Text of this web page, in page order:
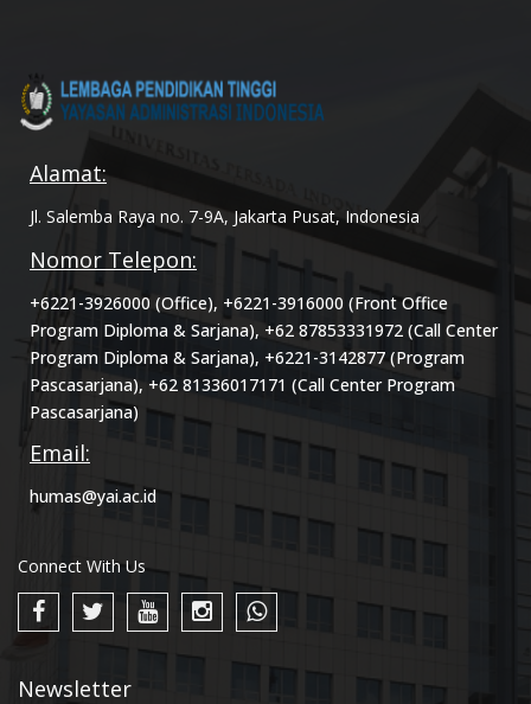
Alamat:
Jl. Salemba Raya no. 7-9A, Jakarta Pusat, Indonesia
Nomor Telepon:
+6221-3926000 (Office), +6221-3916000 (Front Office
Program Diploma & Sarjana), +62 87853331972 (Call Center
Program Diploma & Sarjana), +6221-3142877 (Program
Pascasarjana), +62 81336017171 (Call Center Program
Pascasarjana)
Email:
humas@yai.ac.id
Connect With Us
Newsletter